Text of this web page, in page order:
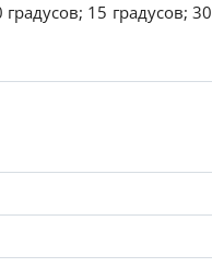
15 градусов; 30